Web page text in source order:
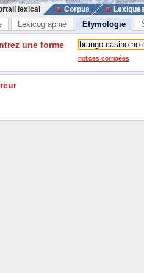
lexical Corpus
Lexicographie Etymologie
une forme
notices corrigées